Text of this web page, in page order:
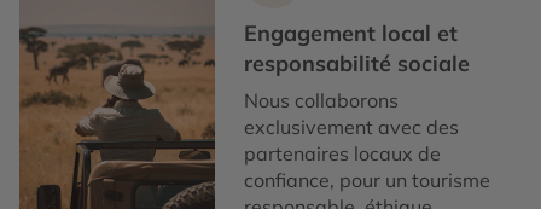
Engagement local et
responsabilité sociale
Nous collaborons
exclusivement avec des
partenaires locaux de
confiance, pour un tourisme